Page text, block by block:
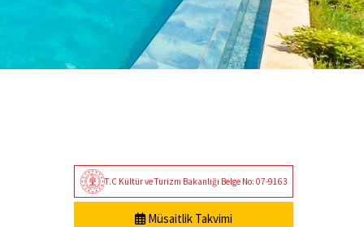
T.C Kültür ve Turizm Bakanlığı Belge No: 07-9163
Müsaitlik Takvimi